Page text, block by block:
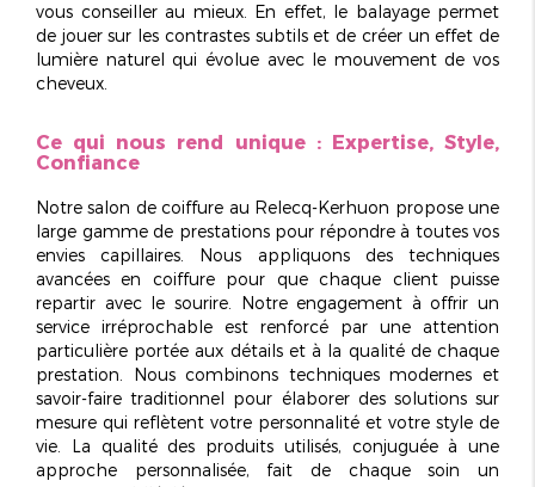
vous conseiller au mieux. En effet, le balayage permet
de jouer sur les contrastes subtils et de créer un effet de
lumière naturel qui évolue avec le mouvement de vos
cheveux.
Ce qui nous rend unique : Expertise, Style,
Confiance
Notresalon de coiffure au Relecq-Kerhuon propose une
large gamme de prestations pour répondre à toutes vos
envies capillaires. Nous appliquons des techniques
avancées en coiffure pour que chaque client puisse
repartir avec le sourire. Notre engagement à offrir un
service irréprochable est renforcé par une attention
particulière portée aux détails et à la qualité de chaque
prestation. Nous combinons techniques modernes et
savoir-faire traditionnel pour élaborer des solutions sur
mesure qui reflètent votre personnalité et votre style de
vie. La qualité des produits utilisés, conjuguée à une
approche personnalisée, fait de chaque soin un